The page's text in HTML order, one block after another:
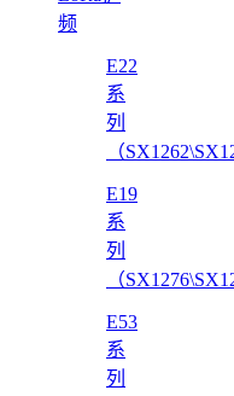
频
E22
系
列
（
E19
系
列
（
E53
系
列